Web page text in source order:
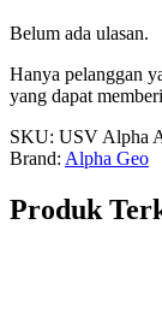
Belum ada ulasan.
Hanya pelanggan
yang dapat
SKU: USV Alpha
Brand: Alpha Geo
Produk